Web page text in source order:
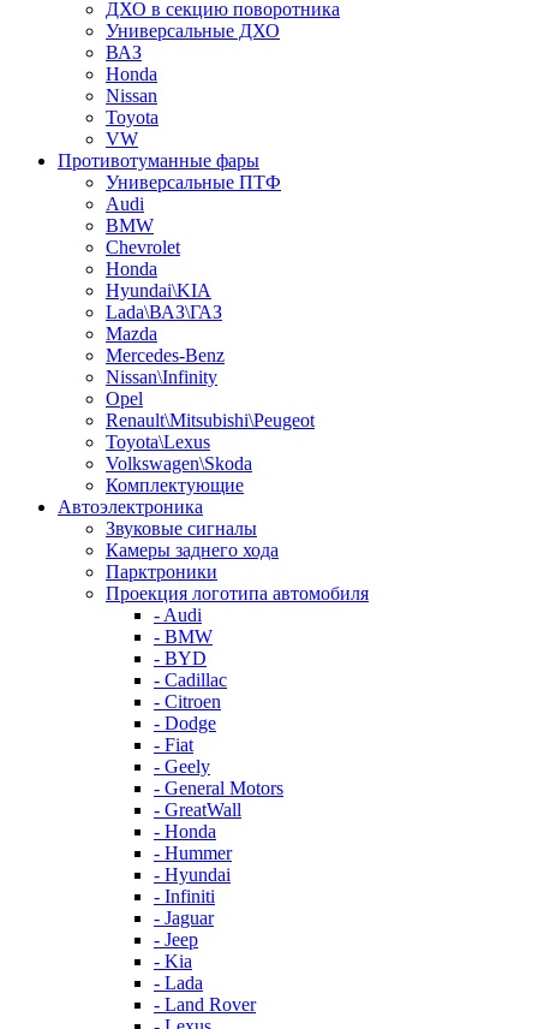
ДХО в секцию поворотника
Универсальные ДХО
ВАЗ
Honda
Nissan
Toyota
VW
Противотуманные фары
Универсальные ПТФ
Audi
BMW
Chevrolet
Honda
Hyundai\KIA
Lada\ВАЗ\ГАЗ
Mazda
Mercedes-Benz
Nissan\Infinity
Opel
Renault\Mitsubishi\Peugeot
Toyota\Lexus
Volkswagen\Skoda
Комплектующие
Автоэлектроника
Звуковые сигналы
Камеры заднего хода
Парктроники
Проекция логотипа автомобиля
- Audi
- BMW
- BYD
- Cadillac
- Citroen
- Dodge
- Fiat
- Geely
- General Motors
- GreatWall
- Honda
- Hummer
- Hyundai
- Infiniti
- Jaguar
- Jeep
- Kia
- Lada
- Land Rover